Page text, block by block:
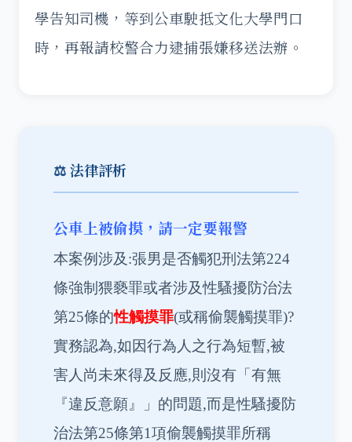
學告知司機，等到公車駛抵文化大學門口
時，再報請校警合力逮捕張嫌移送法辦。
⚖️ 法律評析
公車上被偷摸，請一定要報警
本案例涉及:張男是否觸犯刑法第224
條強制猥褻罪或者涉及性騷擾防治法
第25條的性觸摸罪(或稱偷襲觸摸罪)?
實務認為,如因行為人之行為短暫,被
害人尚未來得及反應,則沒有「有無
『違反意願』」的問題,而是性騷擾防
治法第25條第1項偷襲觸摸罪所稱